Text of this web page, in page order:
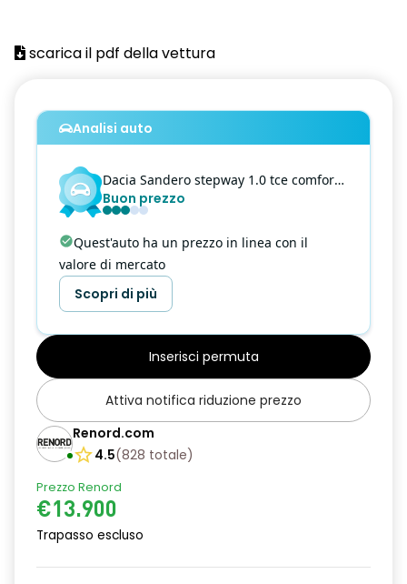
scarica il pdf della vettura
Analisi auto
Dacia Sandero stepway 1.0 tce comfort eco-g 100cv
Buon prezzo
Quest'auto ha un prezzo in linea con il
valore di mercato
Scopri di più
Inserisci permuta
Attiva notifica riduzione prezzo
Renord.com
4.5(828 totale)
Prezzo Renord
€13.900
Trapasso escluso